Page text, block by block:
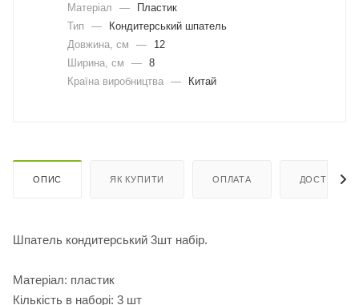
Матеріал
—
Пластик
Тип
—
Кондитерський шпатель
Довжина, cм
—
12
Ширина, cм
— 8
Країна виробництва — Китай
ОПИС ЯК КУПИТИ ОПЛАТА ДОСТАВКА
Шпатель кондитерський 3шт набір.
Матеріал: пластик
Кількість в наборі: 3 шт